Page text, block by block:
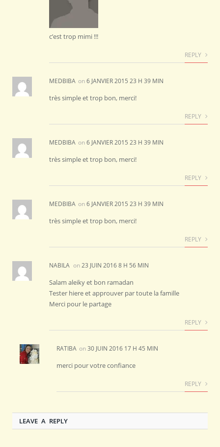
c’est trop mimi !!!
REPLY
MEDBIBA on6 JANVIER 2015 23 H 39 MIN
très simple et trop bon, merci!
REPLY
MEDBIBA on6 JANVIER 2015 23 H 39 MIN
très simple et trop bon, merci!
REPLY
MEDBIBA on6 JANVIER 2015 23 H 39 MIN
très simple et trop bon, merci!
REPLY
NABILA on23 JUIN 2016 8 H 56 MIN
Salam aleiky et bon ramadan
Tester hiere et approuver par toute la famille
Merci pour le partage
REPLY
RATIBA on30 JUIN 2016 17 H 45 MIN
merci pour votre confiance
REPLY
LEAVE A REPLY